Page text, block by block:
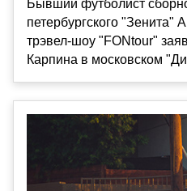
Бывший футболист
петербургского "Зенита"
трэвел-шоу "FONtour"
Карпина в московском